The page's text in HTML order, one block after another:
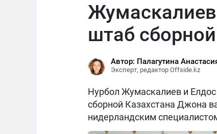
штаб
Автор: Палагутина
Эксперт, редактор Offside.kz
Нурбол Жумаскалиев и Елдос
сборной Казахстана Джона
нидерландским